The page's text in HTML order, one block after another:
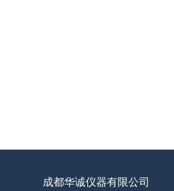
成都华诚仪器有限公司